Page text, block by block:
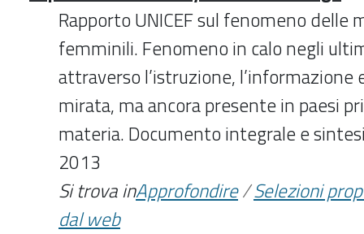
Rapporto UNICEF sul fenomeno delle
femminili. Fenomeno in calo negli
attraverso l’istruzione, l’informazione
mirata, ma ancora presente in paesi
materia. Documento integrale e
2013
Si trova inApprofondire/Selezioni
dal web